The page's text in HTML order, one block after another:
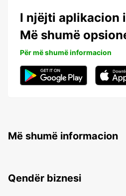
I njëjti aplikacion
Më shumë
Për më shumë informacion
Më shumë informacion
Qendër biznesi